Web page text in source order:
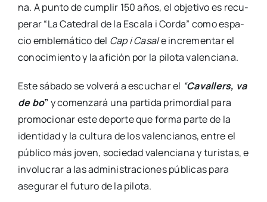
na. A pun­to de cum­plir 150 años, el obje­ti­vo es recu­
pe­rar “La Cate­dral de la Esca­la i Cor­da” como espa­
cio emble­má­ti­co del Cap i Casale incre­men­tar el
cono­ci­mien­to y la afi­ción por la pilo­ta valen­cia­na.
Este sába­do se vol­ve­rá a escu­char el “Cava­llers, va
de bo” y comen­za­rá una par­ti­da pri­mor­dial para
pro­mo­cio­nar este depor­te que for­ma par­te de la
iden­ti­dad y la cul­tu­ra de los valen­cia­nos, entre el
públi­co más joven, socie­dad valen­cia­na y turis­tas, e
invo­lu­crar a las admi­nis­tra­cio­nes públi­cas para
ase­gu­rar el futu­ro de la pilo­ta.